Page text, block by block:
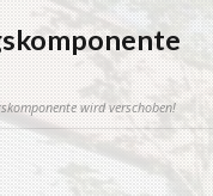
wird verschoben!